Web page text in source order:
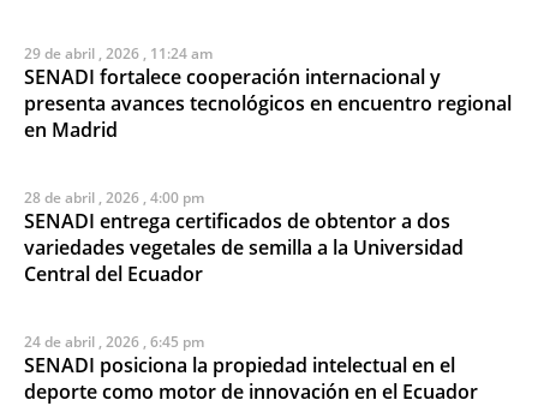
29 de abril , 2026 , 11:24 am
SENADI fortalece cooperación internacional y
presenta avances tecnológicos en encuentro regional
en Madrid
28 de abril , 2026 , 4:00 pm
SENADI entrega certificados de obtentor a dos
variedades vegetales de semilla a la Universidad
Central del Ecuador
24 de abril , 2026 , 6:45 pm
SENADI posiciona la propiedad intelectual en el
deporte como motor de innovación en el Ecuador